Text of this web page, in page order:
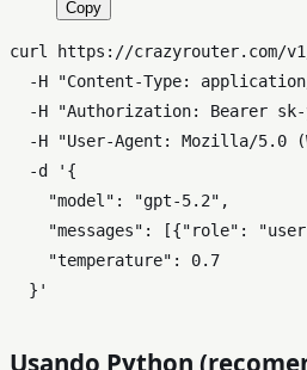
Copy
curl https://crazyrouter.com/
  -H
"Content-Type:
  -H
"Authorization: Bearer
  -H
"User-Agent: Mozilla/5.0
  -d
'{
    "model": "gpt-5.2",
"messages": [{"role":
    "temperature": 0.7
  }'
Usando Python